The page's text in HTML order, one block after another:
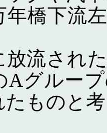
年橋下流
放流され
Aグルー
ものと